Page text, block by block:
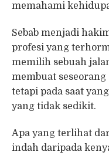
memahami
Sebab menjadi
profesi yang
memilih sebuah
membuat
tetapi pada saat
yang tidak sedikit.
Apa yang terlihat
indah daripada